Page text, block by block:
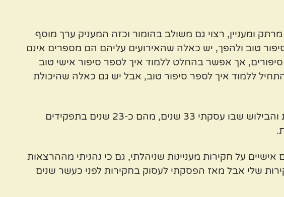
ומעניין, רצוי גם משולב בהומור וכזה המעניק ערך מוסף
טוב ולהפך, יש כאלה שהאירועים עליהם הם מספרים אינם
אך אפשר בהחלט ללמוד איך לספר סיפור אישי טוב
ללמוד איך לספר סיפור טוב, אבל יש גם כאלה שהיכולת
וככאלה הם לקוחים מעולם החקירות והבילוש שבו עסקתי 33 שנים, מהם כ-23 שנים בתפקידים
על חקירות מעניינות שניהלתי, גם כי נהניתי מההרצאות
שלי אבל מאז הפסקתי לעסוק בחקירות לפני כעשר שנים